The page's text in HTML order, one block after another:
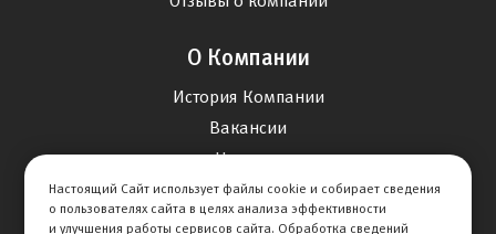
О Компании
История Компании
Вакансии
Новости
Карта сайта
Настоящий Сайт использует файлы cookie и собирает сведения
о пользователях сайта в целях анализа эффективности
и улучшения работы сервисов сайта. Обработка сведений